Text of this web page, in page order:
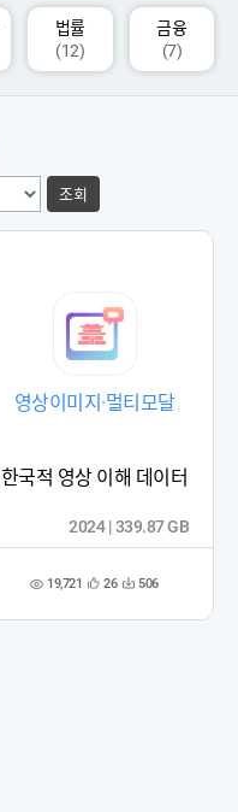
법률
(12)
금융
(7)
조회
영상이미지·멀티모달
한국적 영상 이해 데이터
조 19,721 관
록
26 다 506
2024 | 339.87 GB